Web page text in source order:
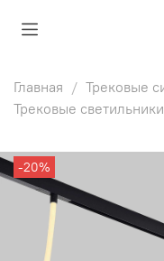
Главная Трековые
Трековые светильники
-20%